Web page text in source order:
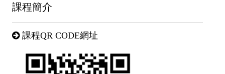
課程簡介
課程QR CODE網址